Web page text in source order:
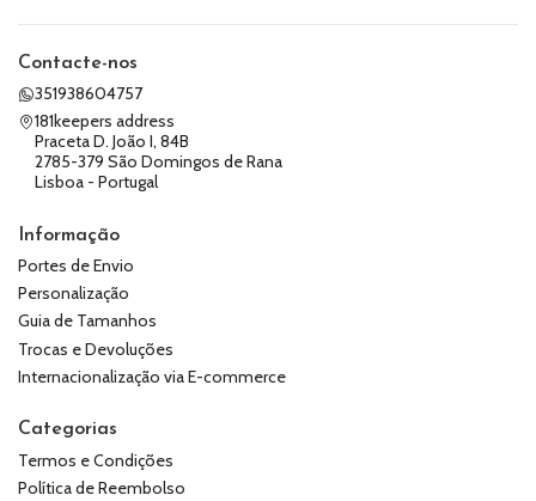
Contacte-nos
351938604757
181keepers address
Praceta D. João I, 84B
2785-379 São Domingos de Rana
Lisboa - Portugal
Informação
Portes de Envio
Personalização
Guia de Tamanhos
Trocas e Devoluções
Internacionalização via E-commerce
Categorias
Termos e Condições
Política de Reembolso